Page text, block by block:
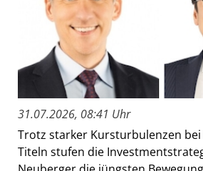
31.07.2026, 08:41 Uhr
Trotz starker Kursturbulenzen bei
Titeln stufen die